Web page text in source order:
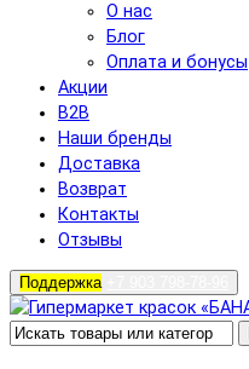
О нас
Блог
Оплата и бонусы
Акции
B2B
Наши бренды
Доставка
Возврат
Контакты
Отзывы
Поддержка